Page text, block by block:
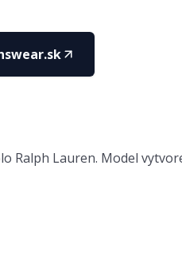
Ralph Lauren. Model